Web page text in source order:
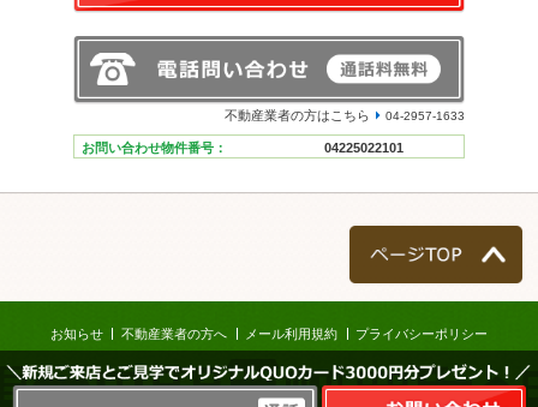
不動産業者の方はこちら 04-2957-1633
お問い合わせ物件番号： 04225022101
＼新規ご来店とご見学でオリジナルQUOカード3000円分プレゼント！／
お知らせ 不動産業者の方へ メール利用規約 プライバシーポリシー